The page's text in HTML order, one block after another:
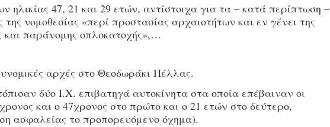
ηλικίας 47, 21 και 29 ετών, αντίστοιχα για τα – κατά περίπτωση –
νομοθεσίας «περί προστασίας αρχαιοτήτων και εν γένει της
και παράνομης οπλοκατοχής»,…
αρχές στο Θεοδωράκι Πέλλας.
δύο Ι.Χ. επιβατηγά αυτοκίνητα στα οποία επέβαιναν οι
και ο 47χρονος στο πρώτο και ο 21 ετών στο δεύτερο,
ασφαλείας το προπορευόμενο όχημα).